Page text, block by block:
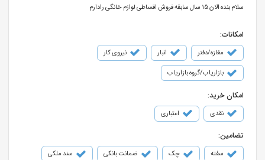
سلام بنده الان 15 سال سابقه فروش اقساطی لوازم خانگی رادارم
امکانات:
مغازه/دفتر انبار نیروی کار
بازاریاب/گروه بازاریاب
امکان خرید:
نقدی اعتباری
تضامین:
سفته چک ضمانت بانکی سند ملکی